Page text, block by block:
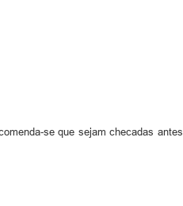
se que sejam checadas antes